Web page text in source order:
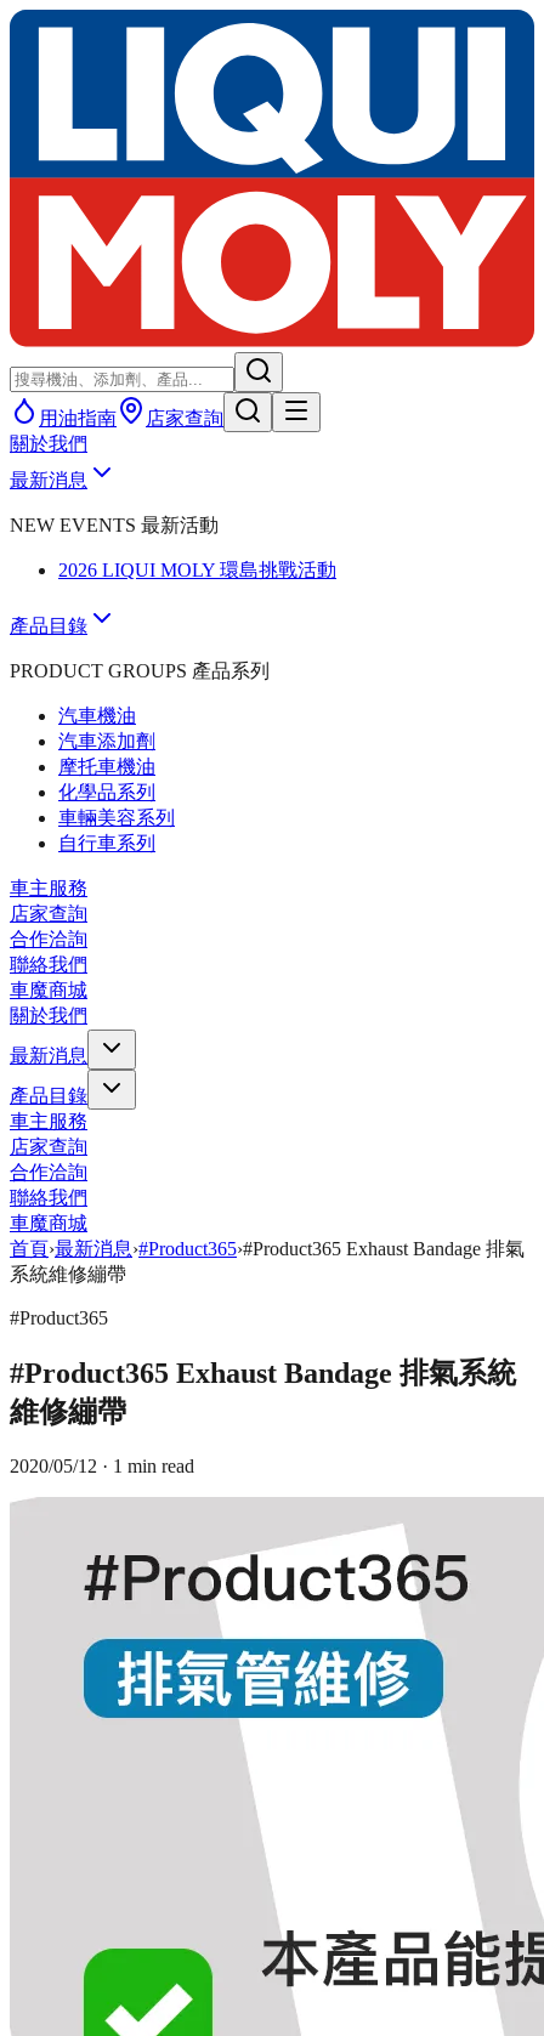
用油指南
店家查詢
關於我們
最新消息
NEW EVENTS 最新活動
2026 LIQUI MOLY 環島挑戰活動
產品目錄
PRODUCT GROUPS 產品系列
汽車機油
汽車添加劑
摩托車機油
化學品系列
車輛美容系列
自行車系列
車主服務
店家查詢
合作洽詢
聯絡我們
車魔商城
關於我們
最新消息
產品目錄
車主服務
店家查詢
合作洽詢
聯絡我們
車魔商城
首頁›最新消息›#Product365›#Product365 Exhaust Bandage 排氣
系統維修繃帶
#Product365
#Product365 Exhaust Bandage 排氣系統
維修繃帶
2020/05/12 · 1 min read